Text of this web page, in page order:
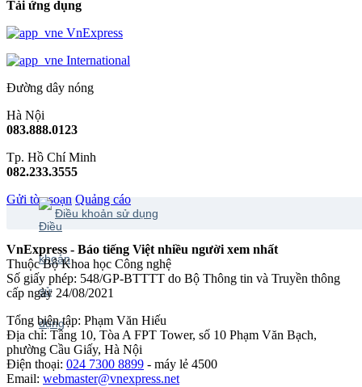
Tải ứng dụng
VnExpress
International
Đường dây nóng
Hà Nội
083.888.0123
Tp. Hồ Chí Minh
082.233.3555
Gửi tòa soạn Quảng cáo
Điều khoản sử dụng
VnExpress - Báo tiếng Việt nhiều người xem nhất
Thuộc Bộ Khoa học Công nghệ
Số giấy phép: 548/GP-BTTTT do Bộ Thông tin và Truyền thông
cấp ngày 24/08/2021
Tổng biên tập: Phạm Văn Hiếu
Địa chỉ: Tầng 10, Tòa A FPT Tower, số 10 Phạm Văn Bạch,
phường Cầu Giấy, Hà Nội
Điện thoại: 024 7300 8899 - máy lẻ 4500
Email: webmaster@vnexpress.net